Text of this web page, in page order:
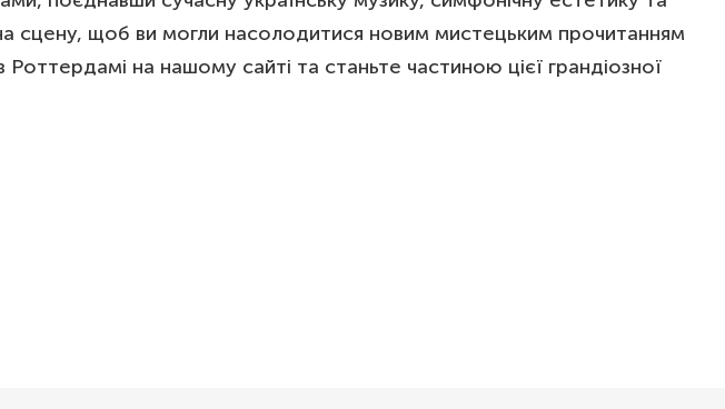
сцену, щоб ви могли насолодитися новим мистецьким прочитанням
на нашому сайті та станьте частиною цієї грандіозної